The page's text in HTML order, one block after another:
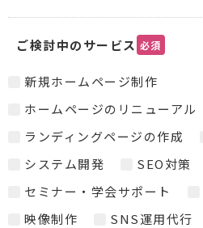
ご検討中のサービス 必須
新規ホームページ制作
ホームページのリニューアル
ランディングページの作成
システム開発
SEO対策
セミナー・学会サポート
映像制作
SNS運用代行